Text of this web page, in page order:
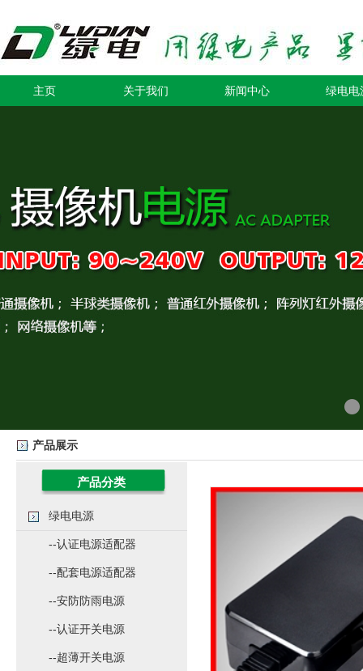
主页 关于我们 新闻中心 绿电电
产品展示
产品分类
绿电电源
--认证电源适配器
--配套电源适配器
--安防防雨电源
--认证开关电源
--超薄开关电源